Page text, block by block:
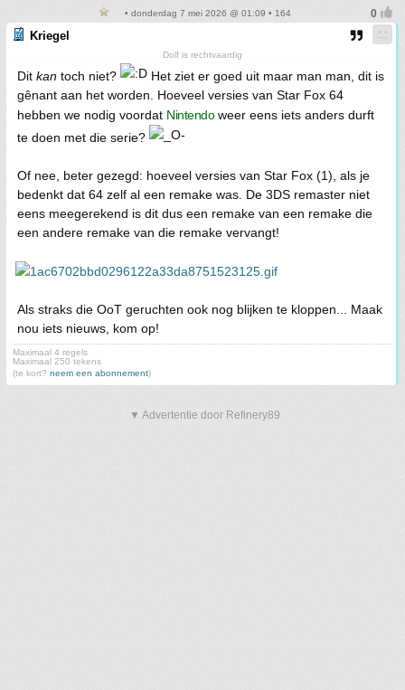
• donderdag 7 mei 2026 @ 01:09 • 164
Kriegel
Dolf is rechtvaardig
Dit kan toch niet?
Het ziet er goed uit maar man man, dit is
gênant aan het worden. Hoeveel versies van Star Fox 64
hebben we nodig voordat Nintendoweer eens iets anders durft
te doen met die serie?
Of nee, beter gezegd: hoeveel versies van Star Fox (1), als je
bedenkt dat 64 zelf al een remake was. De 3DS remaster niet
eens meegerekend is dit dus een remake van een remake die
een andere remake van die remake vervangt!
Als straks die OoT geruchten ook nog blijken te kloppen... Maak
nou iets nieuws, kom op!
Maximaal 4 regels
Maximaal 250 tekens
(te kort? neem een abonnement)
▼ Advertentie door Refinery89